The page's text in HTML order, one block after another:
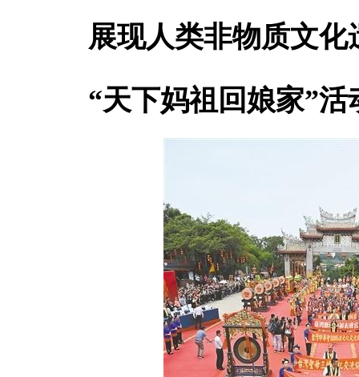
展现人类非物质文
“天下妈祖回娘家”活